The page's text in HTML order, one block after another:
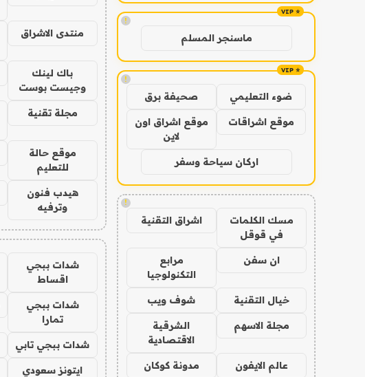
!
ماسنجر المسلم
!
ضوء التعليمي صحيفة برق
موقع اشراقات
موقع اشراق اون
لاين
اركان سياحة وسفر
!
مسك الكلمات
في قوقل
اشراق التقنية
ان سفن
مرابع
التكنولوجيا
خيال التقنية شوف ويب
مجلة الاسهم
الشرقية
الاقتصادية
عالم الايفون مدونة كوكان
منتدى الاشراق
باك لينك
وجيست بوست
مجلة تقنية
موقع حالة
للتعليم
هيدب فنون
وترفيه
شدات ببجي
اقساط
شدات ببجي
تمارا
شدات ببجي تابي
ايتونز سعودي